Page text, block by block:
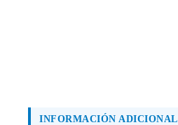
INFORMACIÓN ADICIONAL